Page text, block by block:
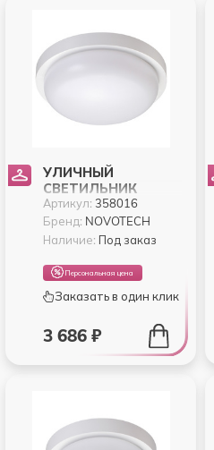
УЛИЧНЫЙ
СВЕТИЛЬНИК
NOVOTECH OPAL
358016
Артикул: 358016
Бренд: NOVOTECH
Наличие: Под заказ
Персональная цена
Заказать в один клик
3 686 ₽